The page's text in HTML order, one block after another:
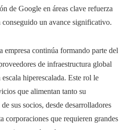
de Google en áreas clave refuerza
conseguido un avance significativo.
empresa continúa formando parte del
de infraestructura global
escala hiperescalada. Este rol le
que alimentan tanto su
sus socios, desde desarrolladores
corporaciones que requieren grandes